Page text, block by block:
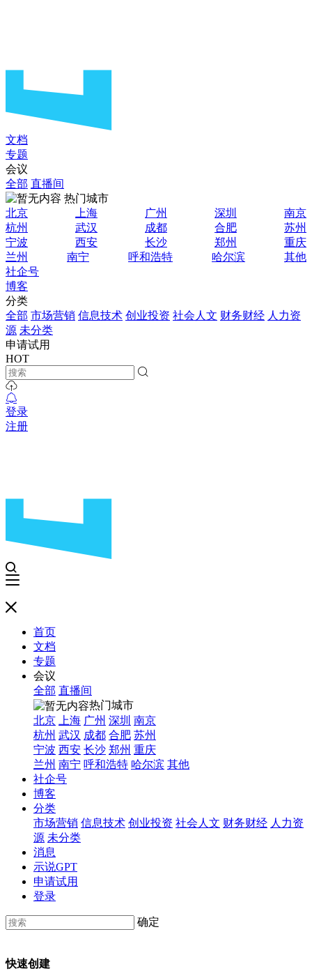
文档
专题
会议
全部 直播间
热门城市
北京
上海 广州 深圳
南京
杭州
武汉 成都 合肥
苏州
宁波
西安 长沙 郑州
重庆
兰州
南宁 呼和浩特 哈尔滨
其他
社企号
博客
分类
全部 市场营销 信息技术 创业投资 社会人文 财务财经 人力资
源 未分类
申请试用
HOT
登录
注册
首页
文档
专题
会议
全部 直播间
热门城市
北京
上海 广州 深圳 南京
杭州 武汉 成都 合肥 苏州
宁波 西安 长沙 郑州 重庆
兰州 南宁 呼和浩特 哈尔滨 其他
社企号
博客
分类
市场营销 信息技术 创业投资 社会人文 财务财经 人力资
源 未分类
消息
示说GPT
申请试用
登录
确定
快速创建